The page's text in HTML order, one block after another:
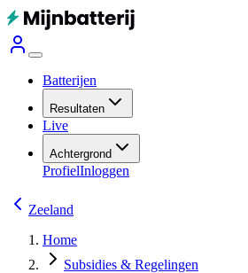
Batterijen
Resultaten
Live
Achtergrond
ProfielInloggen
Zeeland
Home
Subsidies & Regelingen